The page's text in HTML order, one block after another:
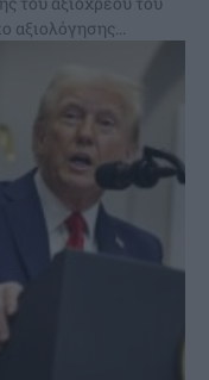
αξιολόγησης...